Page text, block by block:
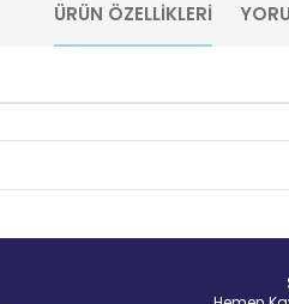
ÜRÜN ÖZELLIKLERI